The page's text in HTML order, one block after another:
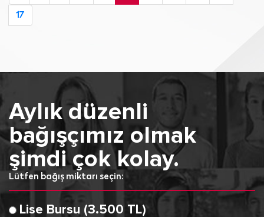
17
Aylık düzenli
bağışçımız olmak
şimdi çok kolay.
Lütfen bağış miktarı seçin:
Lise Bursu (3.500 TL)